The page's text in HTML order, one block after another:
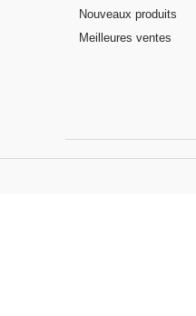
Nouveaux produits
Meilleures ventes